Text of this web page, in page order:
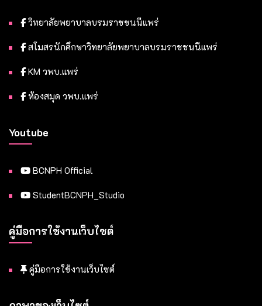
วิทยาลัยพยาบาลบรมราชชนนีแพร่
สโมสรนักศึกษาวิทยาลัยพยาบาลบรมราชชนนีแพร่
KM วพบ.แพร่
ห้องสมุด วพบ.แพร่
Youtube
BCNPH Official
StudentBCNPH_Studio
คู่มือการใช้งานเว็บไซต์
คู่มือการใช้งานเว็บไซต์